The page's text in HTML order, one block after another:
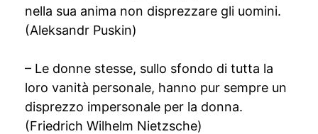
nella sua anima non disprezzare gli uomini.
(Aleksandr Puskin)
– Le donne stesse, sullo sfondo di tutta la
loro vanità personale, hanno pur sempre un
disprezzo impersonale per la donna.
(Friedrich Wilhelm Nietzsche)